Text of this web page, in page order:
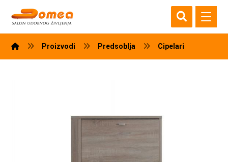
Proizvodi Predsoblja Cipelari